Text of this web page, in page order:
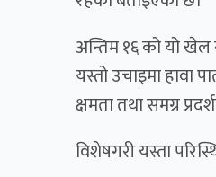
अन्तिम १६ को यो
यस्तो उचाइमा हावा
क्षमता तथा समग्र
विशेषगरी यस्ता